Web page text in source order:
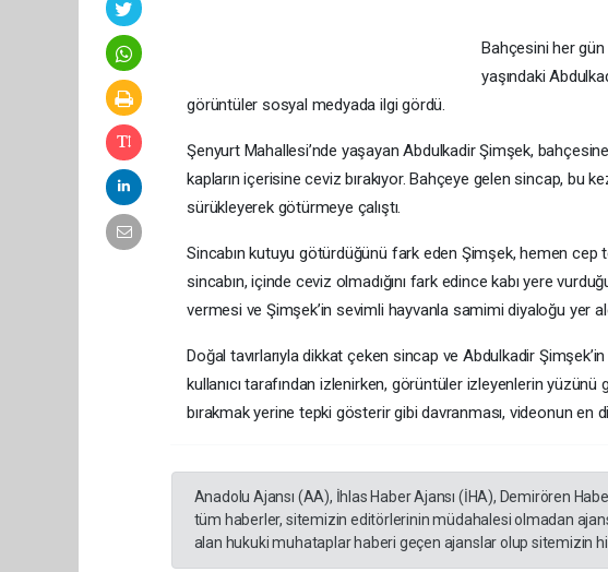
Bahçesini her
yaşındaki
görüntüler sosyal medyada ilgi gördü.
Şenyurt Mahallesi’nde yaşayan Abdulkadir Şimşek,
kapların içerisine ceviz bırakıyor. Bahçeye gelen sincap, bu
sürükleyerek götürmeye çalıştı.
Sincabın kutuyu götürdüğünü fark eden Şimşek, hemen cep
sincabın, içinde ceviz olmadığını fark edince kabı yere
vermesi ve Şimşek’in sevimli hayvanla samimi diyaloğu yer
Doğal tavırlarıyla dikkat çeken sincap ve Abdulkadir
kullanıcı tarafından izlenirken, görüntüler izleyenlerin yüzünü
bırakmak yerine tepki gösterir gibi davranması, videonun en
Anadolu Ajansı (AA), İhlas Haber Ajansı (İHA), Demirören
tüm haberler, sitemizin editörlerinin müdahalesi olmadan
alan hukuki muhataplar haberi geçen ajanslar olup sitemizin